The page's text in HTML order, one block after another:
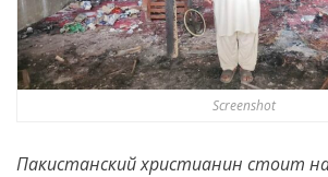
Screenshot
Пакистанский христианин стоит